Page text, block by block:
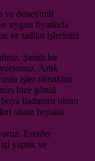
ve deneyimli
uygun fiyatlarla
ve tadilat işlerinizi
Şimdi bir
Artık
işler olmaktan
bize gönül
badanası olsun
olsun hepsini
Erenler
yaptık ve